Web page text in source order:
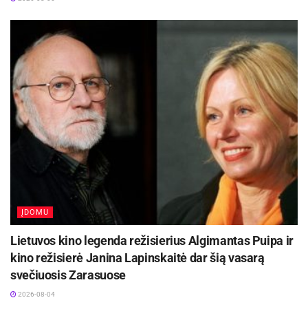
Šaltinis: Kauno rajono savivaldybė
ĮDOMU
Lietuvos kino legenda režisierius Algimantas Puipa ir
kino režisierė Janina Lapinskaitė dar šią vasarą
svečiuosis Zarasuose
2026-08-04